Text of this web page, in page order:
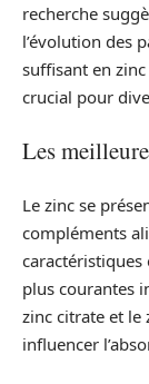
recherche
l’évolution des
suffisant en
crucial pour
Les
Le zinc se
compléments
caractéristiques
plus courantes
zinc citrate et le
influencer